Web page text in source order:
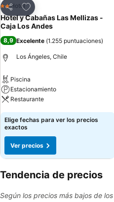
Compartir
Agregar a favoritos
2 Estrellas
Hotel
Hotel y Cabañas Las Mellizas -
Caja Los Andes
8,9 Excelente (1.255 puntuaciones)
Los Ángeles, Chile
Piscina
Estacionamiento
Restaurante
Ver precios
Elige fechas para ver los precios
exactos
Ver precios
Tendencia de precios
Según los precios más bajos de